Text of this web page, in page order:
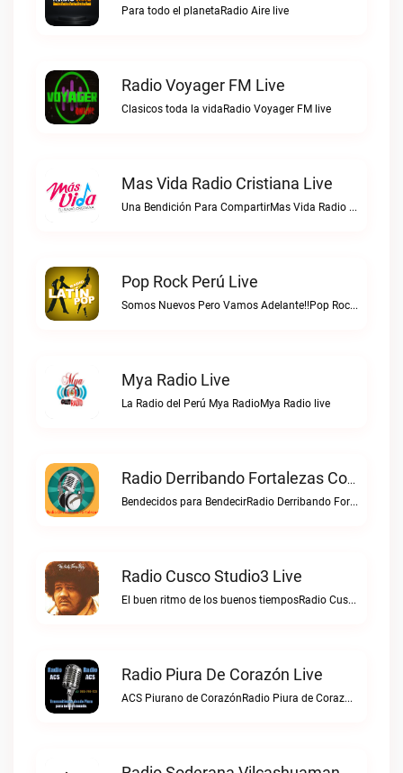
Para todo el planetaRadio Aire live
Radio Voyager FM Live
Clasicos toda la vidaRadio Voyager FM live
Mas Vida Radio Cristiana Live
Una Bendición Para CompartirMas Vida Radio Cristiana live
Pop Rock Perú Live
Somos Nuevos Pero Vamos Adelante!!Pop Rock Perú live
Mya Radio Live
La Radio del Perú Mya RadioMya Radio live
Radio Derribando Fortalezas Con Cristo Live
Bendecidos para BendecirRadio Derribando Fortalezas con Cristo live
Radio Cusco Studio3 Live
El buen ritmo de los buenos tiemposRadio Cusco Studio3 live
Radio Piura De Corazón Live
ACS Piurano de CorazónRadio Piura de Corazón live